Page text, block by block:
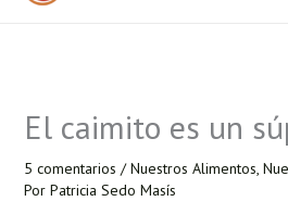
El caimito es un
5 comentarios /Nuestros Alimentos,
Por Patricia Sedo Masís